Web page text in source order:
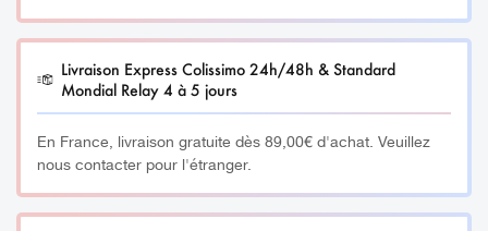
pratique.
__________
Plus d’informations :
Préoccupations
∙ Anti-odeur
Texture∙ Baume fondant
Livraison Express Colissimo 24h/48h & Standard
Mondial Relay 4 à 5 jours
En France, livraison gratuite dès 89,00€ d'achat. Veuillez
nous contacter pour l'étranger.